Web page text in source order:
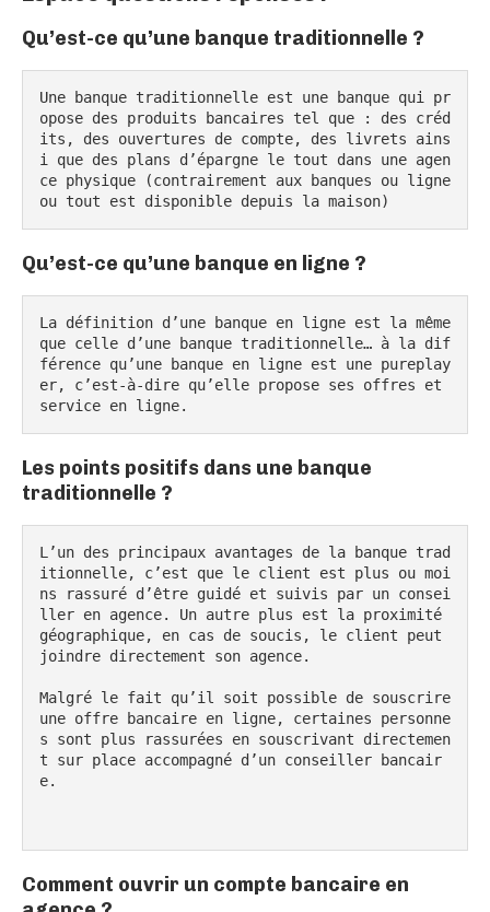
Qu’est-ce qu’une banque traditionnelle ?
Une banque traditionnelle est une banque qui pr
opose des produits bancaires tel que : des créd
its, des ouvertures de compte, des livrets ains
i que des plans d’épargne le tout dans une agen
ce physique (contrairement aux banques ou ligne
ou tout est disponible depuis la maison)
Qu’est-ce qu’une banque en ligne ?
La définition d’une banque en ligne est la même
que celle d’une banque traditionnelle… à la dif
férence qu’une banque en ligne est une pureplay
er, c’est-à-dire qu’elle propose ses offres et
service en ligne.
Les points positifs dans une banque
traditionnelle ?
L’un des principaux avantages de la banque trad
itionnelle, c’est que le client est plus ou moi
ns rassuré d’être guidé et suivis par un consei
ller en agence. Un autre plus est la proximité
géographique, en cas de soucis, le client peut
joindre directement son agence.
Malgré le fait qu’il soit possible de souscrire
une offre bancaire en ligne, certaines personne
s sont plus rassurées en souscrivant directemen
t sur place accompagné d’un conseiller bancair
e.
Comment ouvrir un compte bancaire en